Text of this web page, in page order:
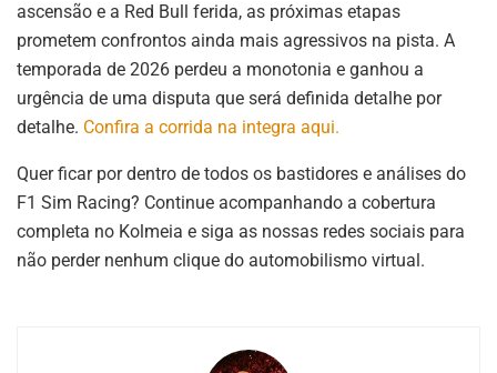
ascensão e a Red Bull ferida, as próximas etapas
prometem confrontos ainda mais agressivos na pista. A
temporada de 2026 perdeu a monotonia e ganhou a
urgência de uma disputa que será definida detalhe por
detalhe. Confira a corrida na integra aqui.
Quer ficar por dentro de todos os bastidores e análises do
F1 Sim Racing? Continue acompanhando a cobertura
completa no Kolmeia e siga as nossas redes sociais para
não perder nenhum clique do automobilismo virtual.